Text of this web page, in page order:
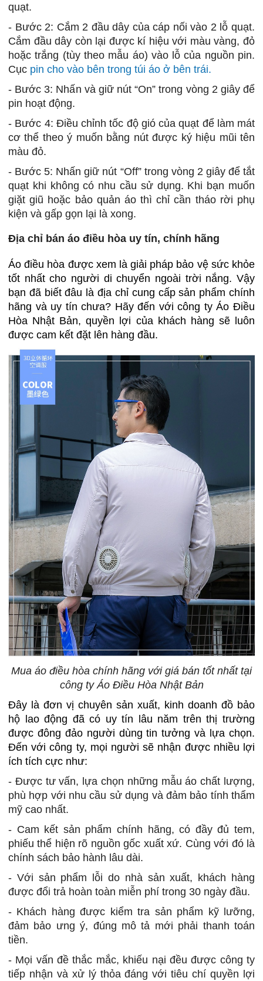
quạt.
- Bước 2: Cắm 2 đầu dây của cáp nối vào 2 lỗ quạt.
Cắm đầu dây còn lại được kí hiệu với màu vàng, đỏ
hoặc trắng (tùy theo mẫu áo) vào lỗ của nguồn pin.
Cục pin cho vào bên trong túi áo ở bên trái.
- Bước 3: Nhấn và giữ nút “On” trong vòng 2 giây để
pin hoạt động.
- Bước 4: Điều chỉnh tốc độ gió của quạt để làm mát
cơ thể theo ý muốn bằng nút được ký hiệu mũi tên
màu đỏ.
- Bước 5: Nhấn giữ nút “Off” trong vòng 2 giây để tắt
quạt khi không có nhu cầu sử dụng. Khi bạn muốn
giặt giũ hoặc bảo quản áo thì chỉ cần tháo rời phụ
kiện và gấp gọn lại là xong.
Địa chỉ bán áo điều hòa uy tín, chính hãng
Áo điều hòa được xem là giải pháp bảo vệ sức khỏe
tốt nhất cho người di chuyển ngoài trời nắng. Vậy
bạn đã biết đâu là địa chỉ cung cấp sản phẩm chính
hãng và uy tín chưa? Hãy đến với công ty Áo Điều
Hòa Nhật Bản, quyền lợi của khách hàng sẽ luôn
được cam kết đặt lên hàng đầu.
Mua áo điều hòa chính hãng với giá bán tốt nhất tại
công ty Áo Điều Hòa Nhật Bản
Đây là đơn vị chuyên sản xuất, kinh doanh đồ bảo
hộ lao động đã có uy tín lâu năm trên thị trường
được đông đảo người dùng tin tưởng và lựa chọn.
Đến với công ty, mọi người sẽ nhận được nhiều lợi
ích tích cực như:
- Được tư vấn, lựa chọn những mẫu áo chất lượng,
phù hợp với nhu cầu sử dụng và đảm bảo tính thẩm
mỹ cao nhất.
- Cam kết sản phẩm chính hãng, có đầy đủ tem,
phiếu thể hiện rõ nguồn gốc xuất xứ. Cùng với đó là
chính sách bảo hành lâu dài.
- Với sản phẩm lỗi do nhà sản xuất, khách hàng
được đổi trả hoàn toàn miễn phí trong 30 ngày đầu.
- Khách hàng được kiểm tra sản phẩm kỹ lưỡng,
đảm bảo ưng ý, đúng mô tả mới phải thanh toán
tiền.
- Mọi vấn đề thắc mắc, khiếu nại đều được công ty
tiếp nhận và xử lý thỏa đáng với tiêu chí quyền lợi